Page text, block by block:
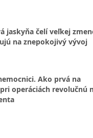
jaskyňa čelí veľkej
na znepokojivý vývoj
Ako prvá na
operáciách revolučnú